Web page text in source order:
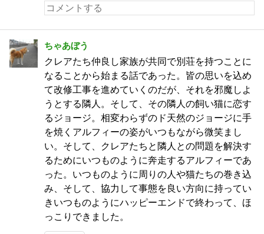
ちゃあぼう
クレアたち仲良し家族が共同で別荘を持つことに
なることから始まる話であった。皆の思いを込め
て改修工事を進めていくのだが、それを邪魔しよ
うとする隣人。そして、その隣人の飼い猫に恋す
るジョージ。相変わらずのド天然のジョージに手
を焼くアルフィーの姿がいつもながら微笑まし
い。そして、クレアたちと隣人との問題を解決す
るためにいつものように奔走するアルフィーであ
った。いつものように周りの人や猫たちの巻き込
み、そして、協力して事態を良い方向に持ってい
きいつものようにハッピーエンドで終わって、ほ
っこりできました。